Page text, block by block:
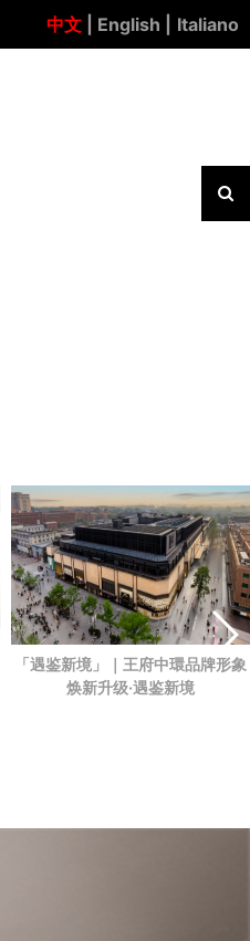
中文 | English | Italiano
「遇鉴新境」｜王府中環品牌形象
焕新升级·遇鉴新境